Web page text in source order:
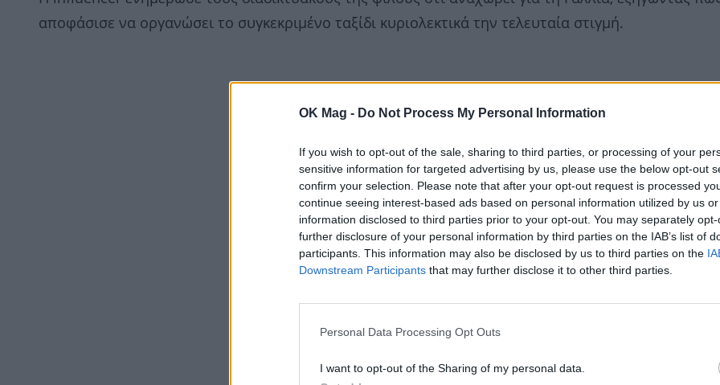
OK Mag - Do Not Process My Personal Information
If you wish to opt-out of the sale, sharing to third parties, or processing of your
sensitive information for targeted advertising by us, please use the below opt-out
confirm your selection. Please note that after your opt-out request is processed
continue seeing interest-based ads based on personal information utilized by us
information disclosed to third parties prior to your opt-out. You may separately
further disclosure of your personal information by third parties on the IAB’s list of
participants. This information may also be disclosed by us to third parties on the
Downstream Participants that may further disclose it to other third parties.
Personal Data Processing Opt Outs
I want to opt-out of the Sharing of my personal data.
αποφάσισε να οργανώσει το συγκεκριμένο ταξίδι κυριολεκτικά την τελευταία στιγμή.